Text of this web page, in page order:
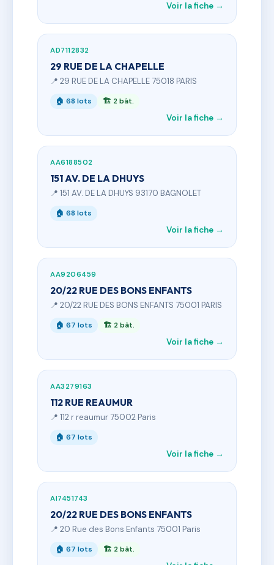
Voir la fiche →
AD7112832
29 RUE DE LA CHAPELLE
📍 29 RUE DE LA CHAPELLE 75018 PARIS
🏠 68 lots 🏗 2 bât.
Voir la fiche →
AA6188502
151 AV. DE LA DHUYS
📍 151 AV. DE LA DHUYS 93170 BAGNOLET
🏠 68 lots
Voir la fiche →
AA9206459
20/22 RUE DES BONS ENFANTS
📍 20/22 RUE DES BONS ENFANTS 75001 PARIS
🏠 67 lots 🏗 2 bât.
Voir la fiche →
AA3279163
112 RUE REAUMUR
📍 112 r reaumur 75002 Paris
🏠 67 lots
Voir la fiche →
AI7451743
20/22 RUE DES BONS ENFANTS
📍 20 Rue des Bons Enfants 75001 Paris
🏠 67 lots 🏗 2 bât.